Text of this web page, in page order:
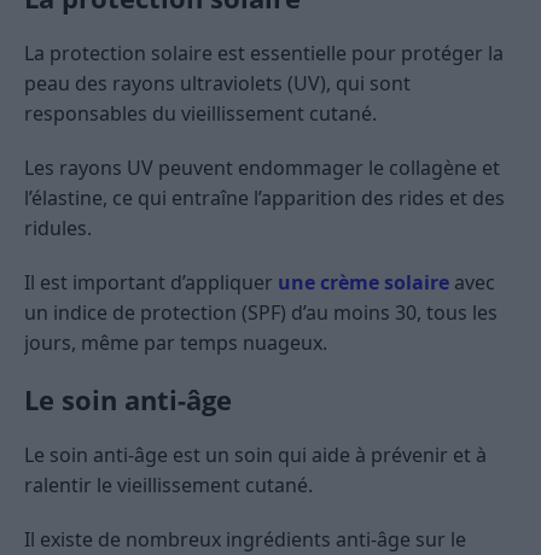
La protection solaire est essentielle pour protéger la
peau des rayons ultraviolets (UV), qui sont
responsables du vieillissement cutané.
Les rayons UV peuvent endommager le collagène et
l’élastine, ce qui entraîne l’apparition des rides et des
ridules.
Il est important d’appliquer une crème solaire avec
un indice de protection (SPF) d’au moins 30, tous les
jours, même par temps nuageux.
Le soin anti-âge
Le soin anti-âge est un soin qui aide à prévenir et à
ralentir le vieillissement cutané.
Il existe de nombreux ingrédients anti-âge sur le